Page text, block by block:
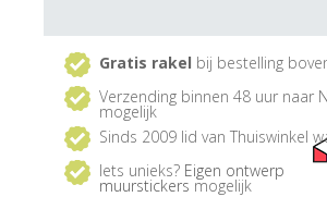
Gratis rakel bij bestelling
Verzending binnen 48 uur naar
mogelijk
Sinds 2009 lid van Thuiswinkel
Iets unieks? Eigen ontwerp
muurstickers mogelijk